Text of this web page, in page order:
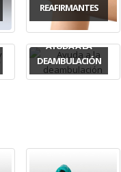
REAFIRMANTES
AYUDA A LA
DEAMBULACIÓN